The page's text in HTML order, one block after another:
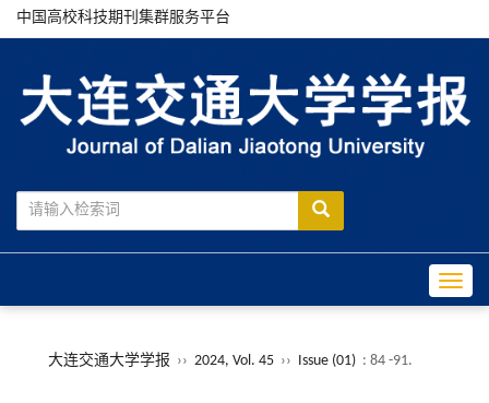
中国高校科技期刊集群服务平台
大连交通大学学报 ›› 2024, Vol. 45 ›› Issue (01) : 84 -91.